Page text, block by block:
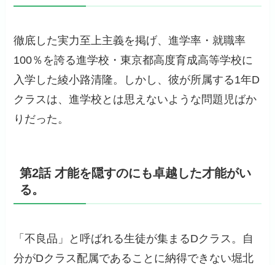
徹底した実力至上主義を掲げ、進学率・就職率
100％を誇る進学校・東京都高度育成高等学校に
入学した綾小路清隆。しかし、彼が所属する1年D
クラスは、進学校とは思えないような問題児ばか
りだった。
第2話 才能を隠すのにも卓越した才能がい
る。
「不良品」と呼ばれる生徒が集まるDクラス。自
分がDクラス配属であることに納得できない堀北